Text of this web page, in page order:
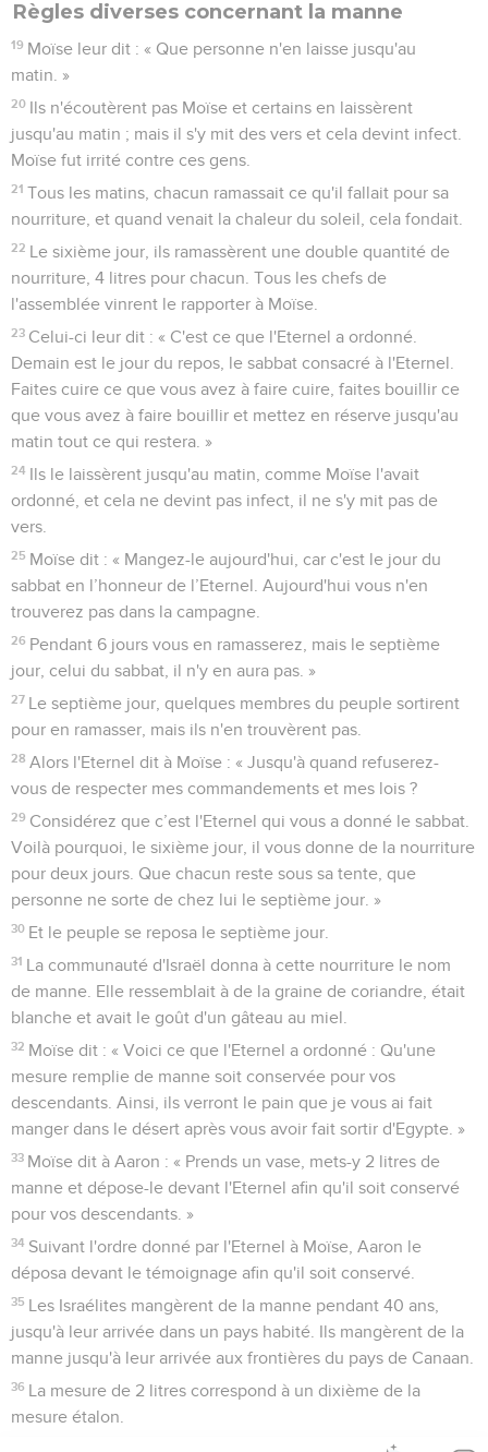
Règles diverses concernant la manne
19 Moïse leur dit : « Que personne n'en laisse jusqu'au
matin. »
20 Ils n'écoutèrent pas Moïse et certains en laissèrent
jusqu'au matin ; mais il s'y mit des vers et cela devint infect.
Moïse fut irrité contre ces gens.
21 Tous les matins, chacun ramassait ce qu'il fallait pour sa
nourriture, et quand venait la chaleur du soleil, cela fondait.
22 Le sixième jour, ils ramassèrent une double quantité de
nourriture, 4 litres pour chacun. Tous les chefs de
l'assemblée vinrent le rapporter à Moïse.
23 Celui-ci leur dit : « C'est ce que l'Eternel a ordonné.
Demain est le jour du repos, le sabbat consacré à l'Eternel.
Faites cuire ce que vous avez à faire cuire, faites bouillir ce
que vous avez à faire bouillir et mettez en réserve jusqu'au
matin tout ce qui restera. »
24 Ils le laissèrent jusqu'au matin, comme Moïse l'avait
ordonné, et cela ne devint pas infect, il ne s'y mit pas de
vers.
25 Moïse dit : « Mangez-le aujourd'hui, car c'est le jour du
sabbat en l’honneur de l’Eternel. Aujourd'hui vous n'en
trouverez pas dans la campagne.
26 Pendant 6 jours vous en ramasserez, mais le septième
jour, celui du sabbat, il n'y en aura pas. »
27 Le septième jour, quelques membres du peuple sortirent
pour en ramasser, mais ils n'en trouvèrent pas.
28 Alors l'Eternel dit à Moïse : « Jusqu'à quand refuserez-
vous de respecter mes commandements et mes lois ?
29 Considérez que c’est l'Eternel qui vous a donné le sabbat.
Voilà pourquoi, le sixième jour, il vous donne de la nourriture
pour deux jours. Que chacun reste sous sa tente, que
personne ne sorte de chez lui le septième jour. »
30 Et le peuple se reposa le septième jour.
31 La communauté d'Israël donna à cette nourriture le nom
de manne. Elle ressemblait à de la graine de coriandre, était
blanche et avait le goût d'un gâteau au miel.
32 Moïse dit : « Voici ce que l'Eternel a ordonné : Qu'une
mesure remplie de manne soit conservée pour vos
descendants. Ainsi, ils verront le pain que je vous ai fait
manger dans le désert après vous avoir fait sortir d'Egypte. »
33 Moïse dit à Aaron : « Prends un vase, mets-y 2 litres de
manne et dépose-le devant l'Eternel afin qu'il soit conservé
pour vos descendants. »
34 Suivant l'ordre donné par l'Eternel à Moïse, Aaron le
déposa devant le témoignage afin qu'il soit conservé.
35 Les Israélites mangèrent de la manne pendant 40 ans,
jusqu'à leur arrivée dans un pays habité. Ils mangèrent de la
manne jusqu'à leur arrivée aux frontières du pays de Canaan.
36 La mesure de 2 litres correspond à un dixième de la
mesure étalon.